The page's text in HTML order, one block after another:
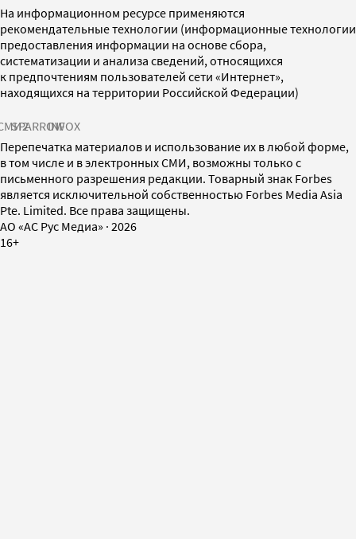
На информационном ресурсе применяются
рекомендательные технологии (информационные технологии
предоставления информации на основе сбора,
систематизации и анализа сведений, относящихся
к предпочтениям пользователей сети «Интернет»,
находящихся на территории Российской Федерации)
SPARROWINFOX
Перепечатка материалов и использование их в любой форме,
в том числе и в электронных СМИ, возможны только с
письменного разрешения редакции. Товарный знак Forbes
является исключительной собственностью Forbes Media Asia
Pte. Limited. Все права защищены.
AO «АС Рус Медиа» · 2026
16+